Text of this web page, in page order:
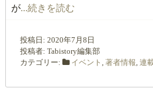
が...続きを読む
投稿日: 2020年7月8日
投稿者: Tabistory編集部
カテゴリー:
イベント , 著者情報, 連